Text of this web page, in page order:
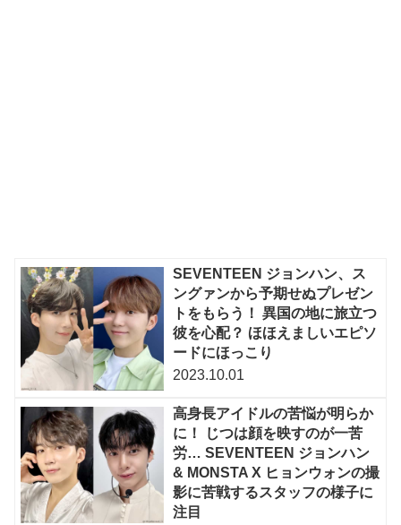
SEVENTEEN ジョンハン、ス
ングァンから予期せぬプレゼン
トをもらう！ 異国の地に旅立つ
彼を心配？ ほほえましいエピソ
ードにほっこり
2023.10.01
高身長アイドルの苦悩が明らか
に！ じつは顔を映すのが一苦
労… SEVENTEEN ジョンハン
& MONSTA X ヒョンウォンの撮
影に苦戦するスタッフの様子に
注目